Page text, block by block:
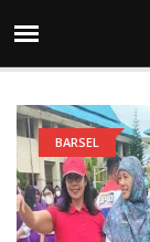
BARSEL